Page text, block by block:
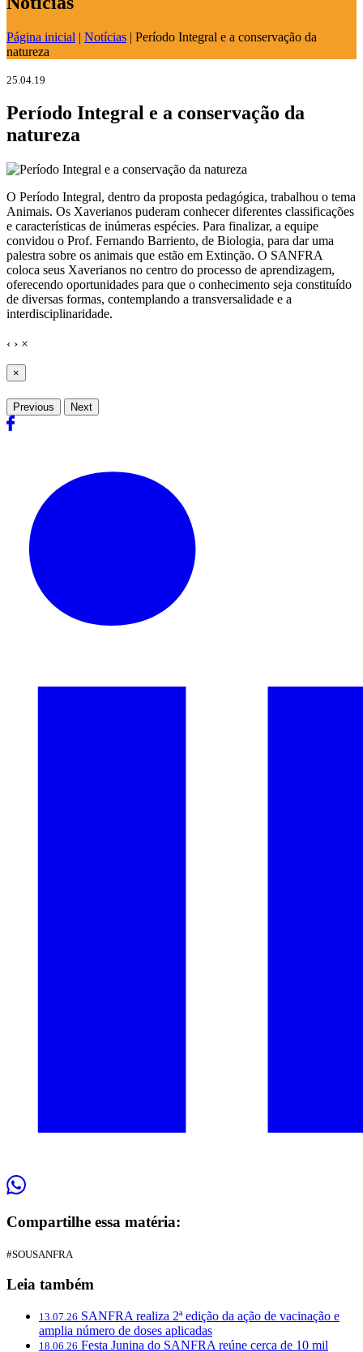
Página inicial | Notícias | Período Integral e a conservação da
natureza
25.04.19
Período Integral e a conservação da
natureza
O Período Integral, dentro da proposta pedagógica, trabalhou o tema
Animais. Os Xaverianos puderam conhecer diferentes classificações
e características de inúmeras espécies. Para finalizar, a equipe
convidou o Prof. Fernando Barriento, de Biologia, para dar uma
palestra sobre os animais que estão em Extinção. O SANFRA
coloca seus Xaverianos no centro do processo de aprendizagem,
oferecendo oportunidades para que o conhecimento seja constituído
de diversas formas, contemplando a transversalidade e a
interdisciplinaridade.
‹ › ×
×
Previous Next
Compartilhe essa matéria:
#SOUSANFRA
Leia também
13.07.26 SANFRA realiza 2ª edição da ação de vacinação e
amplia número de doses aplicadas
18.06.26 Festa Junina do SANFRA reúne cerca de 10 mil